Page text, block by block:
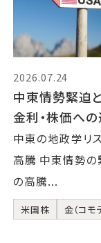
2026.07.24
中東情勢緊迫
金利・株価へ
中東の地政学リ
高騰 中東情勢の
の高騰...
米国株 金（コモ